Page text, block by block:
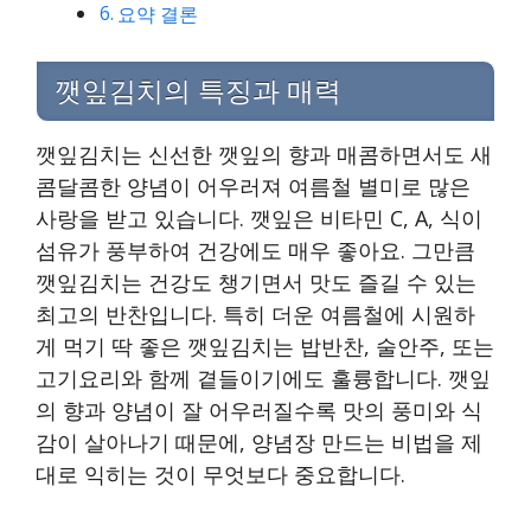
요약 결론
깻잎김치의 특징과 매력
깻잎김치는 신선한 깻잎의 향과 매콤하면서도 새
콤달콤한 양념이 어우러져 여름철 별미로 많은
사랑을 받고 있습니다. 깻잎은 비타민 C, A, 식이
섬유가 풍부하여 건강에도 매우 좋아요. 그만큼
깻잎김치는 건강도 챙기면서 맛도 즐길 수 있는
최고의 반찬입니다. 특히 더운 여름철에 시원하
게 먹기 딱 좋은 깻잎김치는 밥반찬, 술안주, 또는
고기요리와 함께 곁들이기에도 훌륭합니다. 깻잎
의 향과 양념이 잘 어우러질수록 맛의 풍미와 식
감이 살아나기 때문에, 양념장 만드는 비법을 제
대로 익히는 것이 무엇보다 중요합니다.